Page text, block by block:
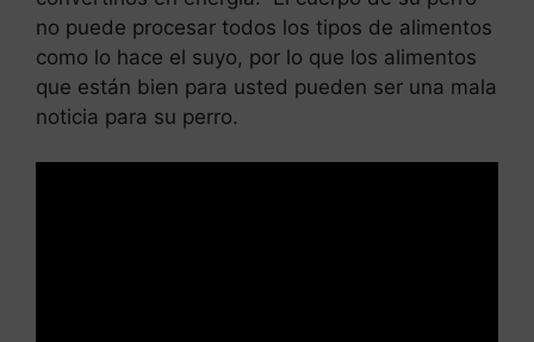
no puede procesar todos los tipos de alimentos
como lo hace el suyo, por lo que los alimentos
que están bien para usted pueden ser una mala
noticia para su perro.